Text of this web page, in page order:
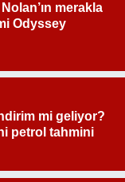
merakla
Odyssey
mi geliyor?
petrol tahmini